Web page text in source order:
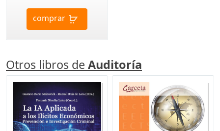
comprar
Otros libros de Auditoría